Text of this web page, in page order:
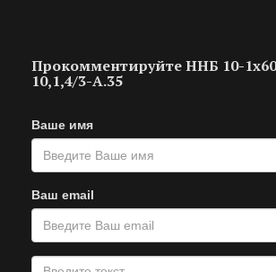
Прокомментируйте ННБ 10-
10,1,4/3-А.35
Ваше имя
Ваш email